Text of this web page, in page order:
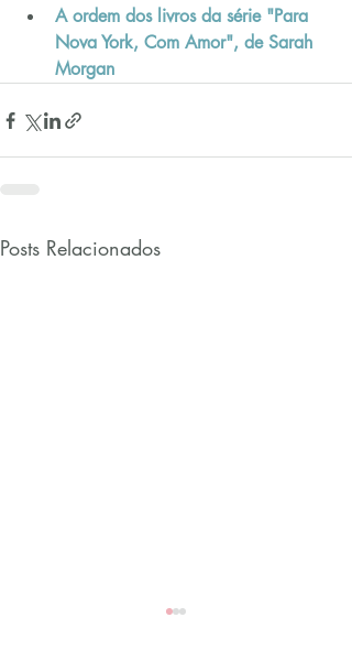
A ordem dos livros da série "Para
Nova York, Com Amor", de Sarah
Morgan
Posts Relacionados